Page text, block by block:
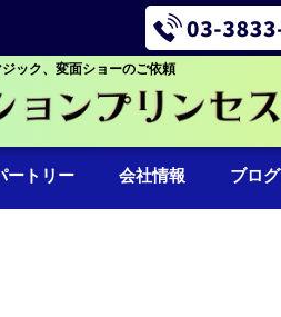
ック、変面ショーのご依頼
ートリー 会社情報 ブログ